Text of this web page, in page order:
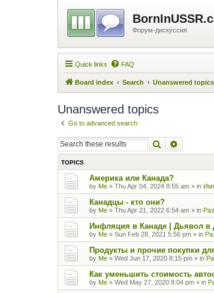
Форум-дискуссия
Quick links FAQ
Board index Search Unanswered topics
Unanswered topics
Go to advanced search
Search
TOPICS
Америка или Канада?
by Me » Thu Apr 04, 2024 8:55 am » in
Канадцы - кто они?
by Me » Thu Apr 21, 2022 6:54 am » in
Инфляция в Канаде | Дьявол в
by Me » Sun Feb 28, 2021 5:56 pm » in
Продукты и прочие покупки
by Me » Wed Jun 17, 2020 8:15 pm » in
Как уменьшить стоимость
by Me » Wed May 27, 2020 8:04 pm » in